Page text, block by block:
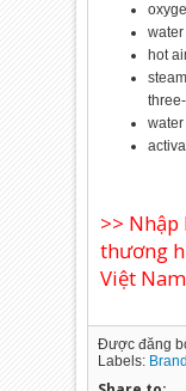
hot
>> Nhập
thương
Việt Nam
Được đăng
Labels: